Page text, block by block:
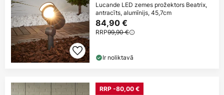
Lucande LED zemes prožektors Beatrix,
antracīts, alumīnijs, 45,7cm
84,90 €
RRP99,90 €
Ir noliktavā
RRP -80,00 €